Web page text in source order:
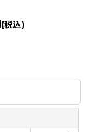
(税込)